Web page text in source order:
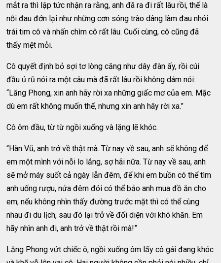
mắt ra thì lập tức nhận ra rằng, anh đã ra đi rất lâu rồi, thế là
nỗi đau đớn lại như những cơn sóng trào dâng làm đau nhói
trái tim cô và nhấn chìm cô rất lâu. Cuối cùng, cô cũng đã
thấy mệt mỏi.
Cô quyết định bỏ sợi tơ lòng căng như dây đàn ấy, rồi cúi
đầu ủ rũ nói ra một câu mà đã rất lâu rồi không dám nói:
“Lăng Phong, xin anh hãy rời xa những giấc mơ của em. Mặc
dù em rất không muốn thế, nhưng xin anh hãy rời xa.”
Cô ôm đầu, từ từ ngồi xuống và lặng lẽ khóc.
“Hàn Vũ, anh trở về thật mà. Từ nay về sau, anh sẽ không để
em một mình với nỗi lo lắng, sợ hãi nữa. Từ nay về sau, anh
sẽ mở máy suốt cả ngày lẫn đêm, để khi em buồn có thể tìm
anh uống rượu, nửa đêm đói có thể bảo anh mua đồ ăn cho
em, nếu không nhìn thấy đường trước mặt thì có thể cùng
nhau đi du lịch, sau đó lại trở về đối diện với khó khăn. Em
hãy nhìn anh đi, anh trở về thật rồi mà!”
Lăng Phong vứt chiếc ô, ngồi xuống ôm lấy cô gái đang khóc